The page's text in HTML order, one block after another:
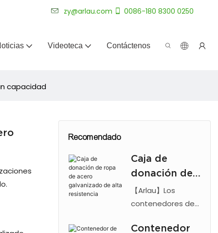
zy@arlau.com 0086-180 8300 0250
Videoteca Contáctenos
capacidad
Recomendado
Caja de
donación de
ropa de acero
galvanizado
【Arlau】Los
contenedores de
para exteriores de
Contenedor